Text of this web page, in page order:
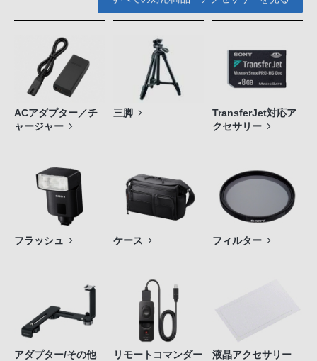
ACアダプター／チ
ャージャー
三脚
TransferJet対応ア
クセサリー
フラッシュ ケース フィルター
アダプター/その他 リモートコマンダー 液晶アクセサリー